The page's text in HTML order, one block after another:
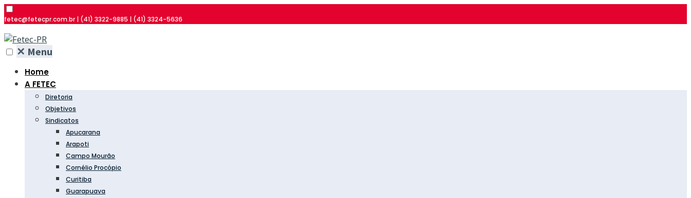
fetec@fetecpr.com.br | (41) 3322-9885 | (41) 3324-5636
✕ Menu
Home
A FETEC
Diretoria
Objetivos
Sindicatos
Apucarana
Arapoti
Campo Mourão
Cornélio Procópio
Curitiba
Guarapuava